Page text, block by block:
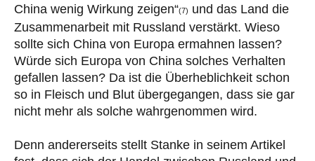
China wenig Wirkung zeigen“(7) und das Land die
Zusammenarbeit mit Russland verstärkt. Wieso
sollte sich China von Europa ermahnen lassen?
Würde sich Europa von China solches Verhalten
gefallen lassen? Da ist die Überheblichkeit schon
so in Fleisch und Blut übergegangen, dass sie gar
nicht mehr als solche wahrgenommen wird.
Denn andererseits stellt Stanke in seinem Artikel